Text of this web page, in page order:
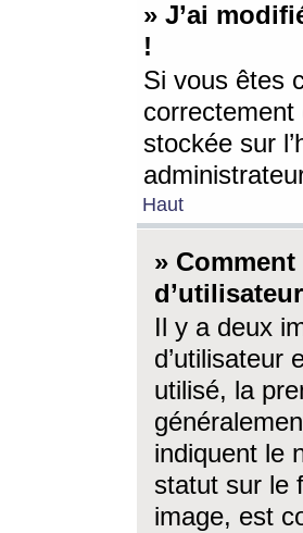
» J’ai
!
Si vous êtes
correctement
stockée sur
Haut
»
Il y a deux
d’utilisateur
utilisé, la
indiquent le
statut sur le
image, est